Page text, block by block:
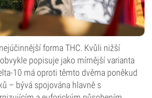
forma THC. Kvůli nižší
popisuje jako mírnější varianta
10 má oproti těmto dvěma poněkud
– bývá spojována hlavně s